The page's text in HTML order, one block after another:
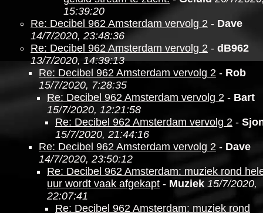
15:39:20
Re: Decibel 962 Amsterdam vervolg 2 - Dave
14/7/2020, 23:48:36
Re: Decibel 962 Amsterdam vervolg 2 - dB962
13/7/2020, 14:39:13
Re: Decibel 962 Amsterdam vervolg 2 - Rob
15/7/2020, 7:28:35
Re: Decibel 962 Amsterdam vervolg 2 - Bart
15/7/2020, 12:21:58
Re: Decibel 962 Amsterdam vervolg 2 -
15/7/2020, 21:44:16
Re: Decibel 962 Amsterdam vervolg 2 - Dave
14/7/2020, 23:50:12
Re: Decibel 962 Amsterdam: muziek rond
uur wordt vaak afgekapt - Muziek 15/7/2020,
22:07:41
Re: Decibel 962 Amsterdam: muziek rond